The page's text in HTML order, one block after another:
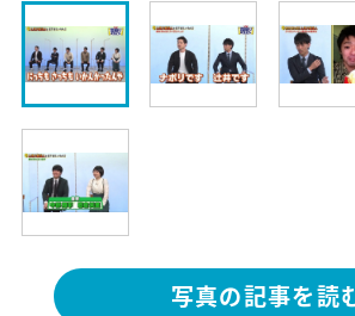
写真の記事を読